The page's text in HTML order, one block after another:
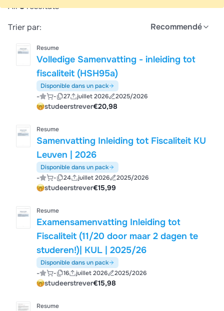
All8résultats
Trier par:
Recommendé
Resume
Volledige Samenvatting - inleiding tot
fiscaliteit (HSH95a)
Disponible dans un pack
- - 27 juillet 2026 2025/2026
studeerstrever€20,98
Resume
Samenvatting Inleiding tot Fiscaliteit KU
Leuven | 2026
Disponible dans un pack
- - 24 juillet 2026 2025/2026
studeerstrever€15,99
Resume
Examensamenvatting Inleiding tot
Fiscaliteit (11/20 door maar 2 dagen te
studeren!)| KUL | 2025/26
Disponible dans un pack
- - 16 juillet 2026 2025/2026
studeerstrever€15,98
Resume